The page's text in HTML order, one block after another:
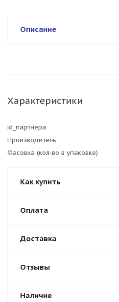
Описание
Характеристики
id_партнера
Производитель
Фасовка (кол-во в упаковке)
Как купить
Оплата
Доставка
Отзывы
Наличие